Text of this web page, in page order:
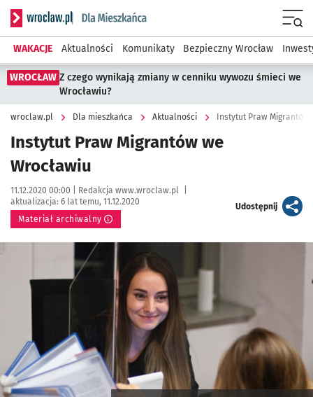
Serwis informacyjny wroclaw.pl podserwis: Dla mieszkańca
WAKACJE Aktualności Komunikaty Bezpieczny Wrocław
WROCŁAW Z czego wynikają zmiany w cenniku wywozu śmieci we
Wrocławiu?
wroclaw.pl Dla mieszkańca Aktualności Instytut Praw Migrantów
Instytut Praw Migrantów we
Wrocławiu
Data publikacji:
11.12.2020 00:00 | Autor:
Redakcja www.wroclaw.pl
aktualizacja: 6 lat temu, 11.12.2020
Materiał archiwalny
Udostępnijartykuł
Kliknij, aby powiększyć